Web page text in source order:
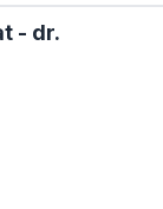
- dr.